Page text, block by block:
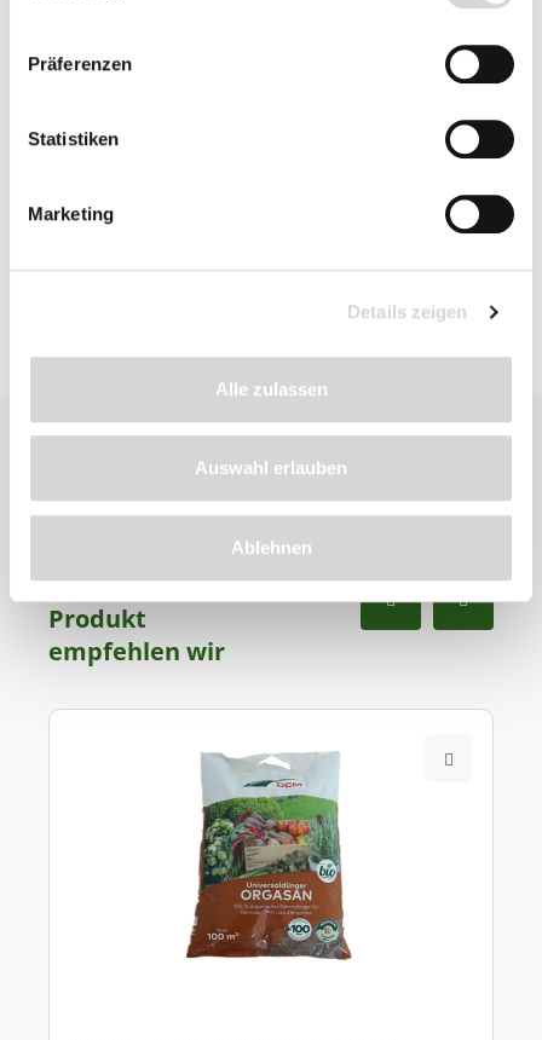
Präferenzen
Statistiken
Marketing
Details zeigen
Alle zulassen
Auswahl erlauben
Ablehnen
Beschreibung
Bewertungen
Zu diesem
Produkt
empfehlen wir